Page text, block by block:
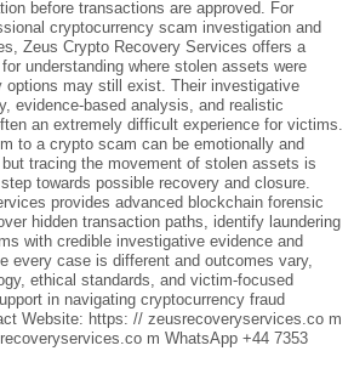
before transactions are approved. For
cryptocurrency scam investigation and
Zeus Crypto Recovery Services offers a
understanding where stolen assets were
options may still exist. Their investigative
evidence-based analysis, and realistic
an extremely difficult experience for victims.
to a crypto scam can be emotionally and
tracing the movement of stolen assets is
towards possible recovery and closure.
provides advanced blockchain forensic
hidden transaction paths, identify laundering
with credible investigative evidence and
every case is different and outcomes vary,
ethical standards, and victim-focused
in navigating cryptocurrency fraud
Website: https: // zeusrecoveryservices.co m
m WhatsApp +44 7353